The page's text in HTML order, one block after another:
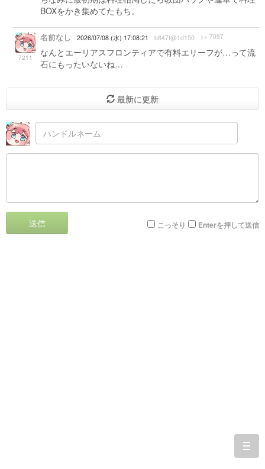
BOXをかき集めてたもち。
7211
名前なし 2026/07/08 (水) 17:08:21 b847f@1d150 >> 7097
なんとエーリアスフロンティアで有料エリーフが…って流
石にもったいないね…
最新に更新
送信 こっそり Enterを押して送信